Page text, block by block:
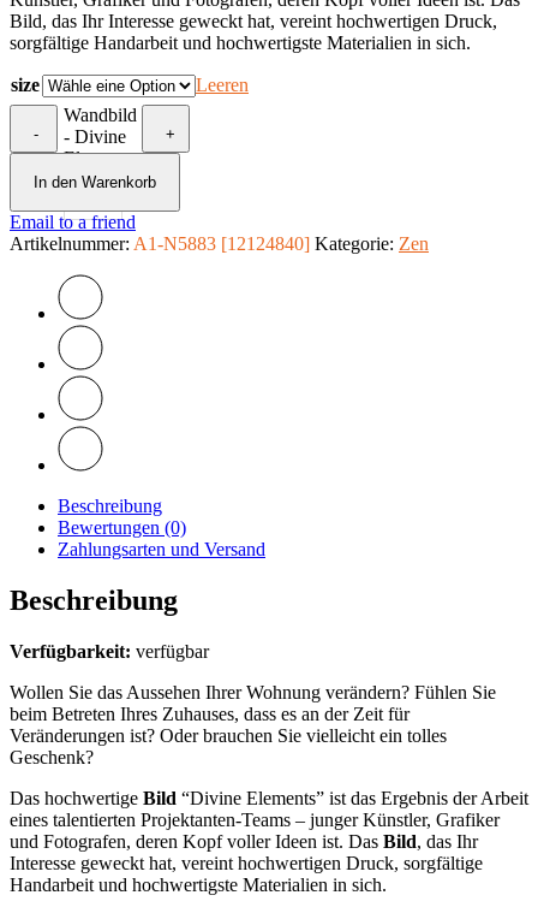
Bild, das Ihr Interesse geweckt hat, vereint hochwertigen Druck,
sorgfältige Handarbeit und hochwertigste Materialien in sich.
size Leeren
-
Wandbild
- Divine
Elements
Menge
+
In den Warenkorb
Email to a friend
Artikelnummer: A1-N5883 [12124840] Kategorie: Zen
Beschreibung
Bewertungen (0)
Zahlungsarten und Versand
Beschreibung
Verfügbarkeit: verfügbar
Wollen Sie das Aussehen Ihrer Wohnung verändern? Fühlen Sie
beim Betreten Ihres Zuhauses, dass es an der Zeit für
Veränderungen ist? Oder brauchen Sie vielleicht ein tolles
Geschenk?
Das hochwertige Bild “Divine Elements” ist das Ergebnis der Arbeit
eines talentierten Projektanten-Teams – junger Künstler, Grafiker
und Fotografen, deren Kopf voller Ideen ist. Das Bild, das Ihr
Interesse geweckt hat, vereint hochwertigen Druck, sorgfältige
Handarbeit und hochwertigste Materialien in sich.